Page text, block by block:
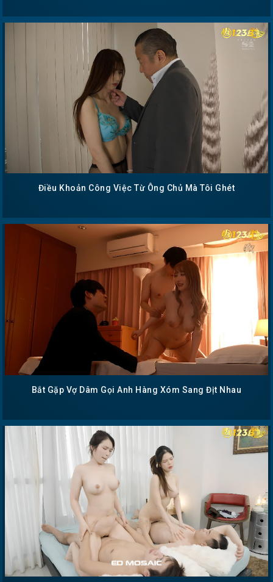
Điều Khoản Công Việc Từ Ông Chủ Mà Tôi Ghét
Bắt Gặp Vợ Dâm Gọi Anh Hàng Xóm Sang Địt Nhau